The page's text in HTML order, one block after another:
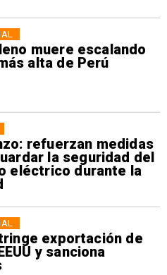
muere escalando
alta de Perú
refuerzan medidas
la seguridad del
eléctrico durante la
exportación de
y sanciona